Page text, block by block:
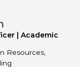
| Academic
Resources,